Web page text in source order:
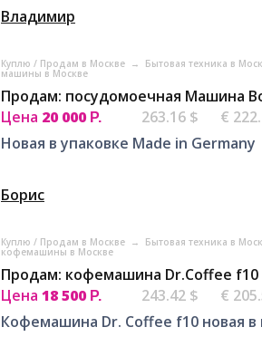
Владимир
Куплю / Продам в Москве → Бытовая техника в
машины в Москве
Продам: посудомоечная Машина
Цена 20 000 Р. 263.16 $
€
Новая в упаковке Made in Germany
Борис
Куплю / Продам в Москве → Бытовая техника в
кофемашины в Москве
Продам: кофемашина Dr.Coffee f10
Цена 18 500 Р. 243.42 $
€
Кофемашина Dr. Coffee f10 новая в